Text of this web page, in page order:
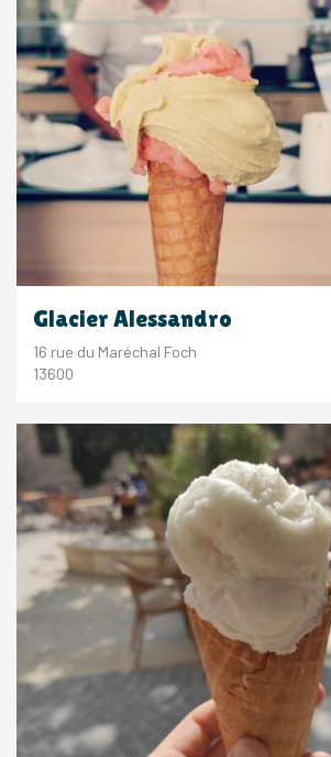
Glacier Alessandro
16 rue du Maréchal Foch
13600